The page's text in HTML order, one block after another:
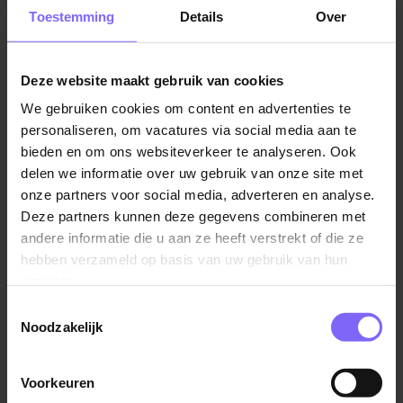
Toestemming Details Over
Deze website maakt gebruik van cookies
We gebruiken cookies om content en advertenties te
personaliseren, om vacatures via social media aan te
bieden en om ons websiteverkeer te analyseren. Ook
delen we informatie over uw gebruik van onze site met
onze partners voor social media, adverteren en analyse.
Deze partners kunnen deze gegevens combineren met
andere informatie die u aan ze heeft verstrekt of die ze
hebben verzameld op basis van uw gebruik van hun
Noodzakelijk
Voorkeuren
Ook zijn er verschillende overheidsinstellingen in de
op zoek naar eenbijbaan in Beek? Beek heeft
meerdere sectoren en instellingen waar je een bijbaan
kunt scoren!